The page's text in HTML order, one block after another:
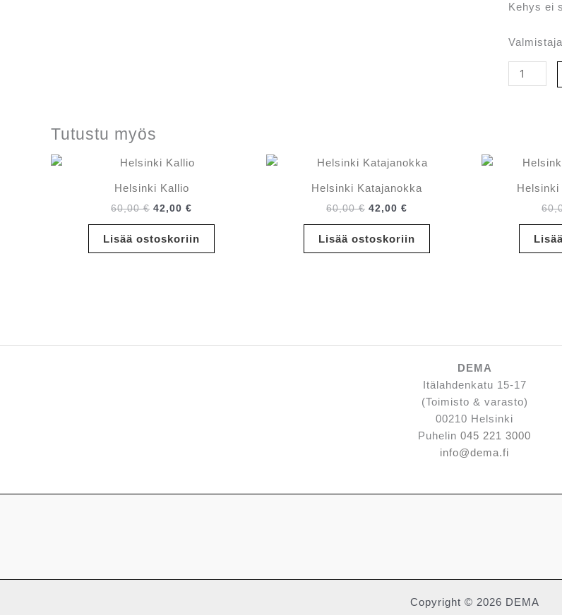
Kehys ei
Helsinki
Tutustu myös
Helsinki Kallio
60,00€ Alkuperäinen
60,00 €.
42,00 €
42,00 €.
Lisää ostoskoriin
Helsinki Katajanokka
60,00€ Alkuperäinen
60,00 €.
42,00 €
42,00 €.
Lisää ostoskoriin
Helsinki
DEMA
Itälahdenkatu 15-17
(Toimisto & varasto)
00210 Helsinki
Puhelin 045 221 3000
info@dema.fi
Copyright © 2026 DEMA